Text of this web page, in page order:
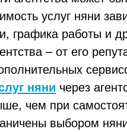
услуг няни
графика работы и
– от его
няни через
чем при
выбором